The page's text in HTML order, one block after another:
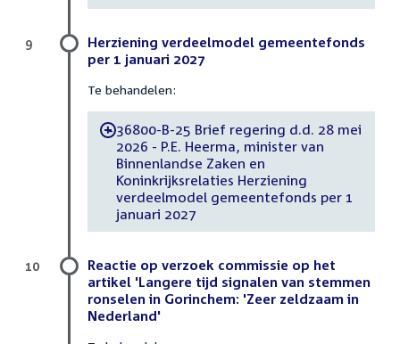
Herziening verdeelmodel gemeentefonds
per 1 januari 2027
Te behandelen:
-36800-B-25 Brief regering d.d. 28 mei
2026 - P.E. Heerma, minister van
Binnenlandse Zaken en
Koninkrijksrelaties Herziening
verdeelmodel gemeentefonds per 1
januari 2027
9
Reactie op verzoek commissie op het
artikel 'Langere tijd signalen van stemmen
ronselen in Gorinchem: 'Zeer zeldzaam in
Nederland'
10